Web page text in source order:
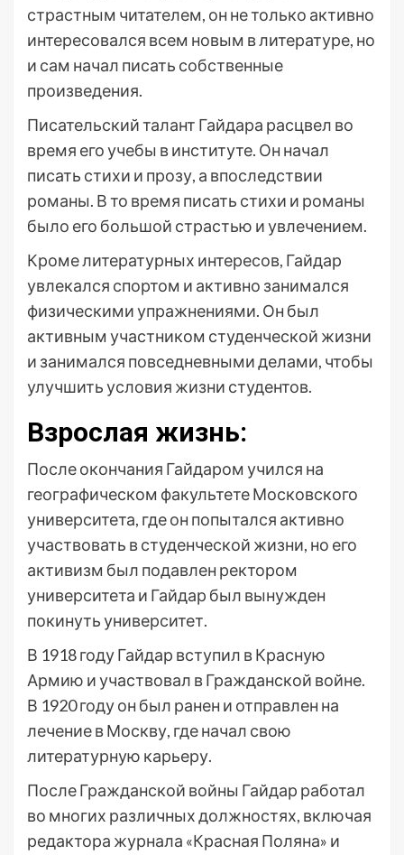
страстным читателем, он не только активно
интересовался всем новым в литературе, но
и сам начал писать собственные
произведения.
Писательский талант Гайдара расцвел во
время его учебы в институте. Он начал
писать стихи и прозу, а впоследствии
романы. В то время писать стихи и романы
было его большой страстью и увлечением.
Кроме литературных интересов, Гайдар
увлекался спортом и активно занимался
физическими упражнениями. Он был
активным участником студенческой жизни
и занимался повседневными делами, чтобы
улучшить условия жизни студентов.
Взрослая жизнь:
После окончания Гайдаром учился на
географическом факультете Московского
университета, где он попытался активно
участвовать в студенческой жизни, но его
активизм был подавлен ректором
университета и Гайдар был вынужден
покинуть университет.
В 1918 году Гайдар вступил в Красную
Армию и участвовал в Гражданской войне.
В 1920 году он был ранен и отправлен на
лечение в Москву, где начал свою
литературную карьеру.
После Гражданской войны Гайдар работал
во многих различных должностях, включая
редактора журнала «Красная Поляна» и